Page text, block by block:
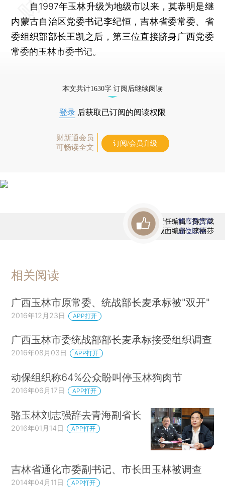
自1997年玉林升级为地级市以来，莫恭明是继
内蒙古自治区党委书记李纪恒，吉林省委常委、省
委组织部部长王凯之后，第三位直接跻身广西党委
常委的玉林市委书记。
本文共计1630字 订阅后继续阅读
登录 后获取已订阅的阅读权限
财新通会员
可畅读全文
订阅/会员升级
责任编辑：陈宝成
版面编辑：李丽莎
首席赞赏官
虚位以待
相关阅读
广西玉林市原常委、统战部长麦承标被"双开"
2016年12月23日 APP打开
广西玉林市委统战部部长麦承标接受组织调查
2016年08月03日 APP打开
动保组织称64%公众盼叫停玉林狗肉节
2016年06月17日 APP打开
骆玉林刘志强辞去青海副省长
2016年01月14日 APP打开
吉林省通化市委副书记、市长田玉林被调查
2014年04月11日 APP打开